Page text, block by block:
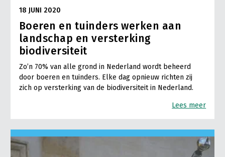
18 JUNI 2020
Boeren en tuinders werken aan
landschap en versterking
biodiversiteit
Zo’n 70% van alle grond in Nederland wordt beheerd
door boeren en tuinders. Elke dag opnieuw richten zij
zich op versterking van de biodiversiteit in Nederland.
Lees meer